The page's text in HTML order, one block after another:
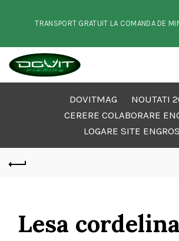
TRANSPORT GRATUIT LA COMANDA DE
DOVITMAG
NOUTATI
CERERE COLABORARE
LOGARE SITE ENGROS
Lesa